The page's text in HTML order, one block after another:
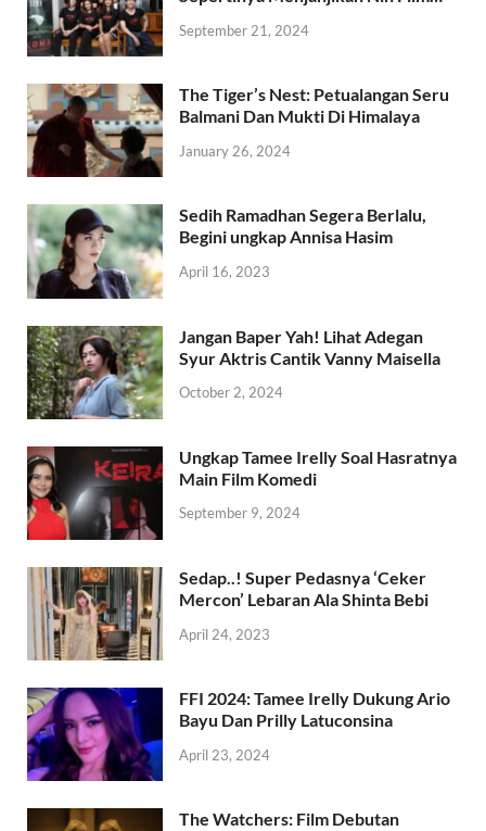
September 21, 2024
The Tiger’s Nest: Petualangan Seru
Balmani Dan Mukti Di Himalaya
January 26, 2024
Sedih Ramadhan Segera Berlalu,
Begini ungkap Annisa Hasim
April 16, 2023
Jangan Baper Yah! Lihat Adegan
Syur Aktris Cantik Vanny Maisella
October 2, 2024
Ungkap Tamee Irelly Soal Hasratnya
Main Film Komedi
September 9, 2024
Sedap..! Super Pedasnya ‘Ceker
Mercon’ Lebaran Ala Shinta Bebi
April 24, 2023
FFI 2024: Tamee Irelly Dukung Ario
Bayu Dan Prilly Latuconsina
April 23, 2024
The Watchers: Film Debutan